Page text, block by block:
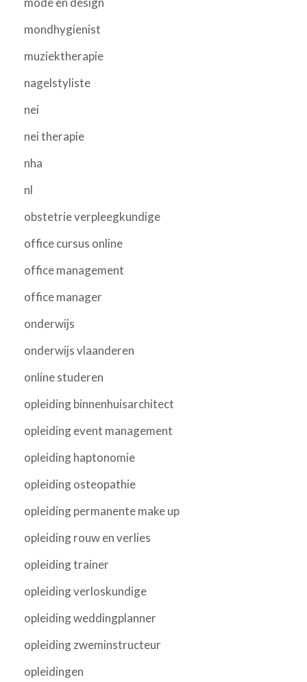
mondhygienist
muziektherapie
nagelstyliste
nei
nei therapie
nha
nl
obstetrie verpleegkundige
office cursus online
office management
office manager
onderwijs
onderwijs vlaanderen
online studeren
opleiding binnenhuisarchitect
opleiding event management
opleiding haptonomie
opleiding osteopathie
opleiding permanente make up
opleiding rouw en verlies
opleiding trainer
opleiding verloskundige
opleiding weddingplanner
opleiding zweminstructeur
opleidingen